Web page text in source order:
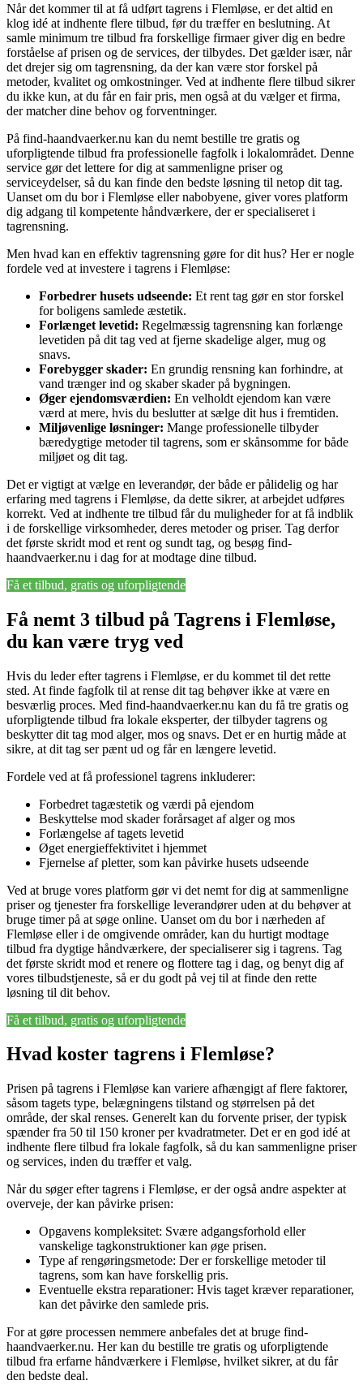
Når det kommer til at få udført tagrens i Flemløse, er det altid en
klog idé at indhente flere tilbud, før du træffer en beslutning. At
samle minimum tre tilbud fra forskellige firmaer giver dig en bedre
forståelse af prisen og de services, der tilbydes. Det gælder især, når
det drejer sig om tagrensning, da der kan være stor forskel på
metoder, kvalitet og omkostninger. Ved at indhente flere tilbud sikrer
du ikke kun, at du får en fair pris, men også at du vælger et firma,
der matcher dine behov og forventninger.
På find-haandvaerker.nu kan du nemt bestille tre gratis og
uforpligtende tilbud fra professionelle fagfolk i lokalområdet. Denne
service gør det lettere for dig at sammenligne priser og
serviceydelser, så du kan finde den bedste løsning til netop dit tag.
Uanset om du bor i Flemløse eller nabobyene, giver vores platform
dig adgang til kompetente håndværkere, der er specialiseret i
tagrensning.
Men hvad kan en effektiv tagrensning gøre for dit hus? Her er nogle
fordele ved at investere i tagrens i Flemløse:
Forbedrer husets udseende: Et rent tag gør en stor forskel
for boligens samlede æstetik.
Forlænget levetid: Regelmæssig tagrensning kan forlænge
levetiden på dit tag ved at fjerne skadelige alger, mug og
snavs.
Forebygger skader: En grundig rensning kan forhindre, at
vand trænger ind og skaber skader på bygningen.
Øger ejendomsværdien: En velholdt ejendom kan være
værd at mere, hvis du beslutter at sælge dit hus i fremtiden.
Miljøvenlige løsninger: Mange professionelle tilbyder
bæredygtige metoder til tagrens, som er skånsomme for både
miljøet og dit tag.
Det er vigtigt at vælge en leverandør, der både er pålidelig og har
erfaring med tagrens i Flemløse, da dette sikrer, at arbejdet udføres
korrekt. Ved at indhente tre tilbud får du muligheder for at få indblik
i de forskellige virksomheder, deres metoder og priser. Tag derfor
det første skridt mod et rent og sundt tag, og besøg find-
haandvaerker.nu i dag for at modtage dine tilbud.
Få et tilbud, gratis og uforpligtende
Få nemt 3 tilbud på Tagrens i Flemløse,
du kan være tryg ved
Hvis du leder efter tagrens i Flemløse, er du kommet til det rette
sted. At finde fagfolk til at rense dit tag behøver ikke at være en
besværlig proces. Med find-haandvaerker.nu kan du få tre gratis og
uforpligtende tilbud fra lokale eksperter, der tilbyder tagrens og
beskytter dit tag mod alger, mos og snavs. Det er en hurtig måde at
sikre, at dit tag ser pænt ud og får en længere levetid.
Fordele ved at få professionel tagrens inkluderer:
Forbedret tagæstetik og værdi på ejendom
Beskyttelse mod skader forårsaget af alger og mos
Forlængelse af tagets levetid
Øget energieffektivitet i hjemmet
Fjernelse af pletter, som kan påvirke husets udseende
Ved at bruge vores platform gør vi det nemt for dig at sammenligne
priser og tjenester fra forskellige leverandører uden at du behøver at
bruge timer på at søge online. Uanset om du bor i nærheden af
Flemløse eller i de omgivende områder, kan du hurtigt modtage
tilbud fra dygtige håndværkere, der specialiserer sig i tagrens. Tag
det første skridt mod et renere og flottere tag i dag, og benyt dig af
vores tilbudstjeneste, så er du godt på vej til at finde den rette
løsning til dit behov.
Få et tilbud, gratis og uforpligtende
Hvad koster tagrens i Flemløse?
Prisen på tagrens i Flemløse kan variere afhængigt af flere faktorer,
såsom tagets type, belægningens tilstand og størrelsen på det
område, der skal renses. Generelt kan du forvente priser, der typisk
spænder fra 50 til 150 kroner per kvadratmeter. Det er en god idé at
indhente flere tilbud fra lokale fagfolk, så du kan sammenligne priser
og services, inden du træffer et valg.
Når du søger efter tagrens i Flemløse, er der også andre aspekter at
overveje, der kan påvirke prisen:
Opgavens kompleksitet: Svære adgangsforhold eller
vanskelige tagkonstruktioner kan øge prisen.
Type af rengøringsmetode: Der er forskellige metoder til
tagrens, som kan have forskellig pris.
Eventuelle ekstra reparationer: Hvis taget kræver reparationer,
kan det påvirke den samlede pris.
For at gøre processen nemmere anbefales det at bruge find-
haandvaerker.nu. Her kan du bestille tre gratis og uforpligtende
tilbud fra erfarne håndværkere i Flemløse, hvilket sikrer, at du får
den bedste deal.